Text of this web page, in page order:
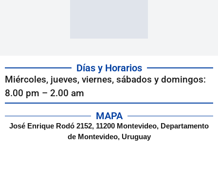
Días y Horarios
Miércoles, jueves, viernes, sábados y domingos:
8.00 pm – 2.00 am
MAPA
José Enrique Rodó 2152, 11200 Montevideo, Departamento
de Montevideo, Uruguay